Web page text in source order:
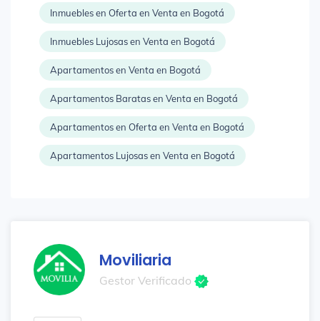
Inmuebles en Oferta en Venta en Bogotá
Inmuebles Lujosas en Venta en Bogotá
Apartamentos en Venta en Bogotá
Apartamentos Baratas en Venta en Bogotá
Apartamentos en Oferta en Venta en Bogotá
Apartamentos Lujosas en Venta en Bogotá
Moviliaria
Gestor Verificado